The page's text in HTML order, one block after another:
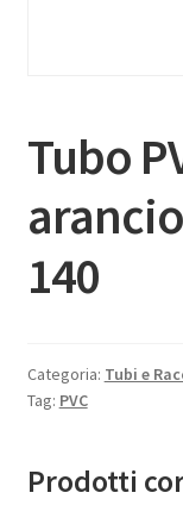
Tubo
140
Categoria: Tubi e
Tag: PVC
Prodotti